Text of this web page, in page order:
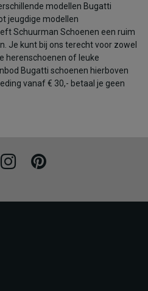
modellen Bugatti
jeugdige modellen
Schuurman Schoenen een ruim
Je kunt bij ons terecht voor zowel
herenschoenen of leuke
Bugatti schoenen hierboven
vanaf € 30,- betaal je geen
InstagramPinterest